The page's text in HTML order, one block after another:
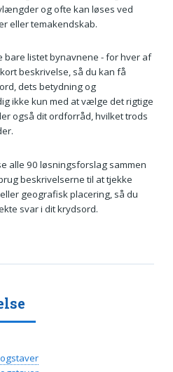
og ofte kan løses ved
eller temakendskab.
bare listet bynavnene - for hver af
beskrivelse, så du kan få
dets betydning og
ikke kun med at vælge det rigtige
også dit ordforråd, hvilket trods
alle 90 løsningsforslag sammen
beskrivelserne til at tjekke
geografisk placering, så du
svar i dit krydsord.